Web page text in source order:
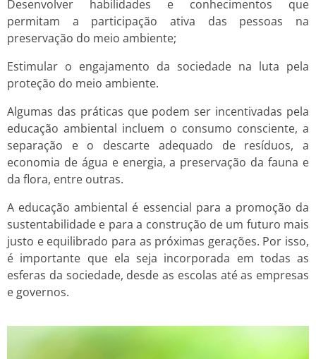
Desenvolver habilidades e conhecimentos que
permitam a participação ativa das pessoas na
preservação do meio ambiente;
Estimular o engajamento da sociedade na luta pela
proteção do meio ambiente.
Algumas das práticas que podem ser incentivadas pela
educação ambiental incluem o consumo consciente, a
separação e o descarte adequado de resíduos, a
economia de água e energia, a preservação da fauna e
da flora, entre outras.
A educação ambiental é essencial para a promoção da
sustentabilidade e para a construção de um futuro mais
justo e equilibrado para as próximas gerações. Por isso,
é importante que ela seja incorporada em todas as
esferas da sociedade, desde as escolas até as empresas
e governos.